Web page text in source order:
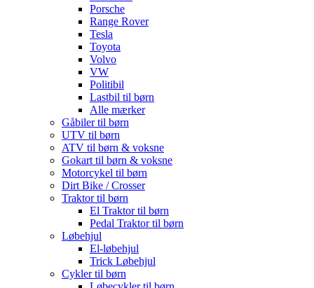
Porsche
Range Rover
Tesla
Toyota
Volvo
VW
Politibil
Lastbil til børn
Alle mærker
Gåbiler til børn
UTV til børn
ATV til børn & voksne
Gokart til børn & voksne
Motorcykel til børn
Dirt Bike / Crosser
Traktor til børn
El Traktor til børn
Pedal Traktor til børn
Løbehjul
El-løbehjul
Trick Løbehjul
Cykler til børn